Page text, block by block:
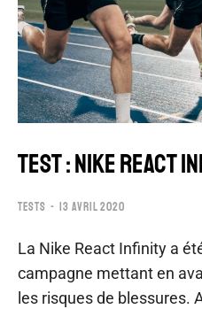
TEST : NIKE REACT
TESTS 13 AVRIL 2020
La Nike React Infinity a
campagne mettant en
les risques de blessures.